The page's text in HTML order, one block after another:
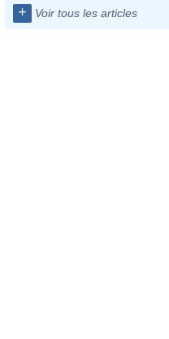
+ Voir tous les articles